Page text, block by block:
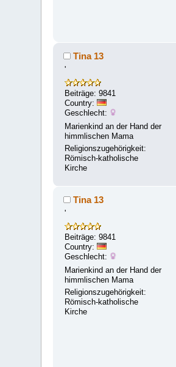
Tina 13
'
Beiträge: 9841
Country:
Geschlecht:
Marienkind an der Hand der
himmlischen Mama
Religionszugehörigkeit:
Römisch-katholische
Kirche
Tina 13
'
Beiträge: 9841
Country:
Geschlecht:
Marienkind an der Hand der
himmlischen Mama
Religionszugehörigkeit:
Römisch-katholische
Kirche